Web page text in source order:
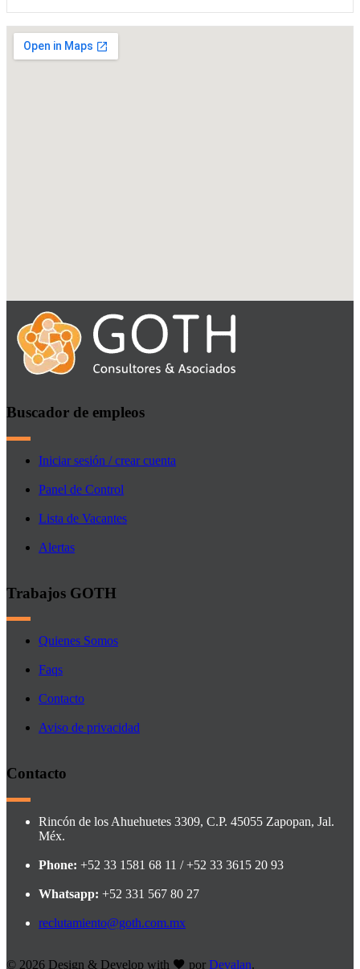
Buscador de empleos
Iniciar sesión / crear cuenta
Panel de Control
Lista de Vacantes
Alertas
Trabajos GOTH
Quienes Somos
Faqs
Contacto
Aviso de privacidad
Contacto
Rincón de los Ahuehuetes 3309, C.P. 45055 Zapopan, Jal.
Méx.
Phone: +52 33 1581 68 11 / +52 33 3615 20 93
Whatsapp: +52 331 567 80 27
reclutamiento@goth.com.mx
© 2026 Design & Develop with por Devalan.